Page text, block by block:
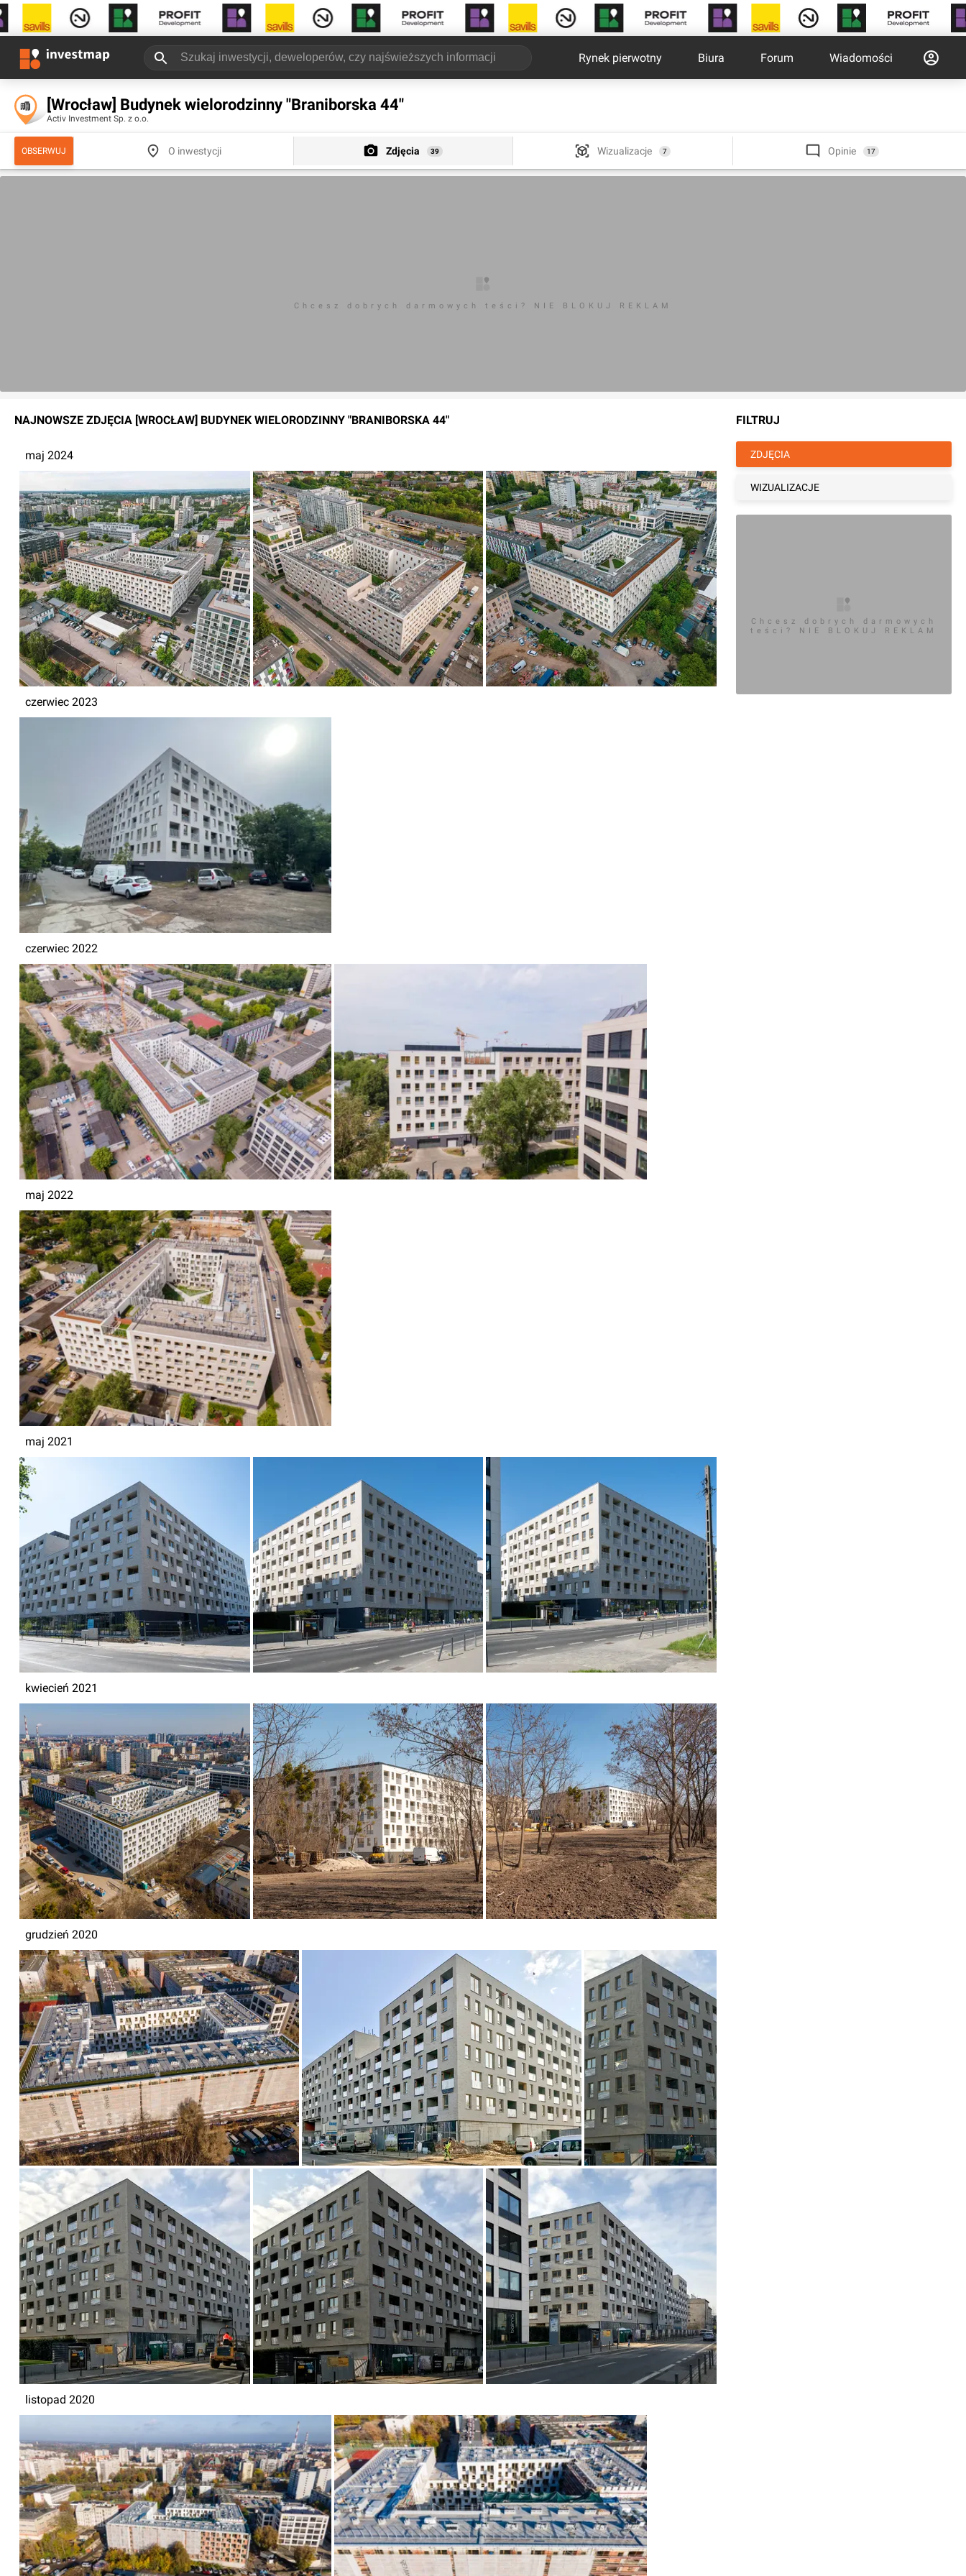
Rynek pierwotny Biura Forum Wiadomości
[Wrocław] Budynek wielorodzinny "Braniborska 44"
Activ Investment Sp. z o.o.
OBSERWUJ O inwestycji Zdjęcia 39 Wizualizacje 7 Opinie 17
Chcesz dobrych darmowych teści? NIE BLOKUJ REKLAM
NAJNOWSZE ZDJĘCIA [WROCŁAW] BUDYNEK WIELORODZINNY "BRANIBORSKA 44"
maj 2024
czerwiec 2023
czerwiec 2022
maj 2022
maj 2021
kwiecień 2021
grudzień 2020
listopad 2020
FILTRUJ
ZDJĘCIA
WIZUALIZACJE
Chcesz dobrych darmowych
teści? NIE BLOKUJ REKLAM